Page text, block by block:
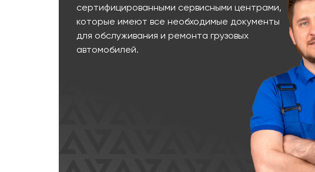
сертифицированными сервисными центрами,
которые имеют все необходимые документы
для обслуживания и ремонта грузовых
автомобилей.